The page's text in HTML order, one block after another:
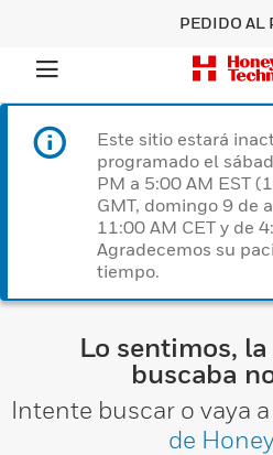
PEDIDO AL
Este sitio estará
programado el
PM a 5:00 AM EST
GMT, domingo 9 de
11:00 AM CET y de
Agradecemos su
tiempo.
Lo sentimos,
buscaba
Intente buscar o vaya
de